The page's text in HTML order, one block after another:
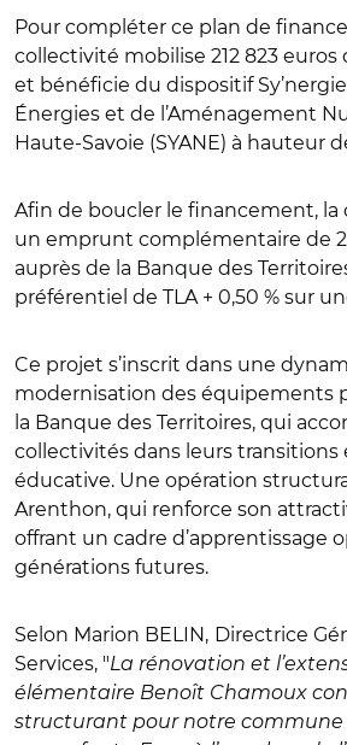
Pour compléter ce plan de
collectivité mobilise 212 823
et bénéficie du dispositif
Énergies et de l’Aménagement
Haute-Savoie (SYANE) à hauteur
Afin de boucler le financement,
un emprunt complémentaire de
auprès de la Banque des
préférentiel de TLA + 0,50 % sur
Ce projet s’inscrit dans une
modernisation des équipements
la Banque des Territoires, qui
collectivités dans leurs transitions
éducative. Une opération
Arenthon, qui renforce son
offrant un cadre d’apprentissage
générations futures.
Selon Marion BELIN, Directrice
Services, "La rénovation et
élémentaire Benoît Chamoux
structurant pour notre commune